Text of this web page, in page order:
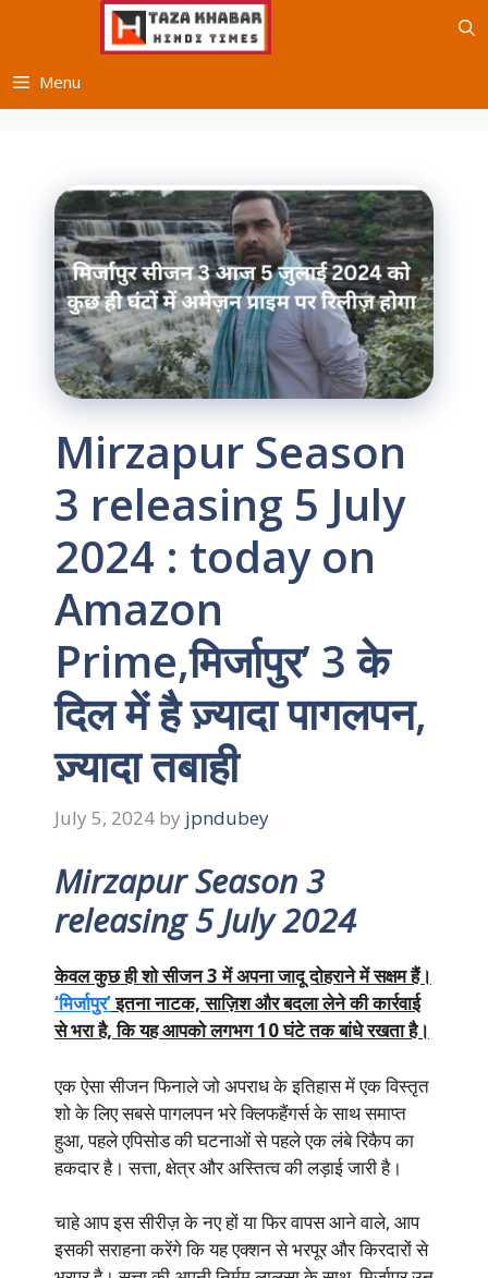
Menu
Mirzapur Season
3 releasing 5 July
2024 : today on
Amazon
Prime,मिर्जापुर’ 3 के
दिल में है ज़्यादा पागलपन,
ज़्यादा तबाही
July 5, 2024 by jpndubey
Mirzapur Season 3
releasing 5 July 2024
केवल कुछ ही शो सीजन 3 में अपना जादू दोहराने में सक्षम हैं।
‘मिर्जापुर’इतना नाटक, साज़िश और बदला लेने की कार्रवाई
से भरा है, कि यह आपको लगभग 10 घंटे तक बांधे रखता है।
एक ऐसा सीजन फिनाले जो अपराध के इतिहास में एक विस्तृत
शो के लिए सबसे पागलपन भरे क्लिफहैंगर्स के साथ समाप्त
हुआ, पहले एपिसोड की घटनाओं से पहले एक लंबे रिकैप का
हकदार है। सत्ता, क्षेत्र और अस्तित्व की लड़ाई जारी है।
चाहे आप इस सीरीज़ के नए हों या फिर वापस आने वाले, आप
इसकी सराहना करेंगे कि यह एक्शन से भरपूर और किरदारों से